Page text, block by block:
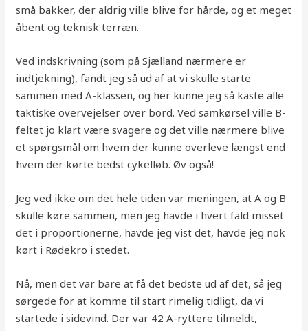
små bakker, der aldrig ville blive for hårde, og et meget
åbent og teknisk terræn.
Ved indskrivning (som på Sjælland nærmere er
indtjekning), fandt jeg så ud af at vi skulle starte
sammen med A-klassen, og her kunne jeg så kaste alle
taktiske overvejelser over bord. Ved samkørsel ville B-
feltet jo klart være svagere og det ville nærmere blive
et spørgsmål om hvem der kunne overleve længst end
hvem der kørte bedst cykelløb. Øv også!
Jeg ved ikke om det hele tiden var meningen, at A og B
skulle køre sammen, men jeg havde i hvert fald misset
det i proportionerne, havde jeg vist det, havde jeg nok
kørt i Rødekro i stedet.
Nå, men det var bare at få det bedste ud af det, så jeg
sørgede for at komme til start rimelig tidligt, da vi
startede i sidevind. Der var 42 A-ryttere tilmeldt,